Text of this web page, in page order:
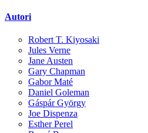
Autori
Robert T. Kiyosaki
Jules Verne
Jane Austen
Gary Chapman
Gabor Maté
Daniel Goleman
Gáspár György
Joe Dispenza
Esther Perel